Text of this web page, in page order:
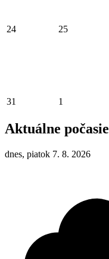
24 25
31 1
Aktuálne počasie
dnes, piatok 7. 8. 2026